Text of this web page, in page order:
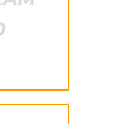
transfer etdi